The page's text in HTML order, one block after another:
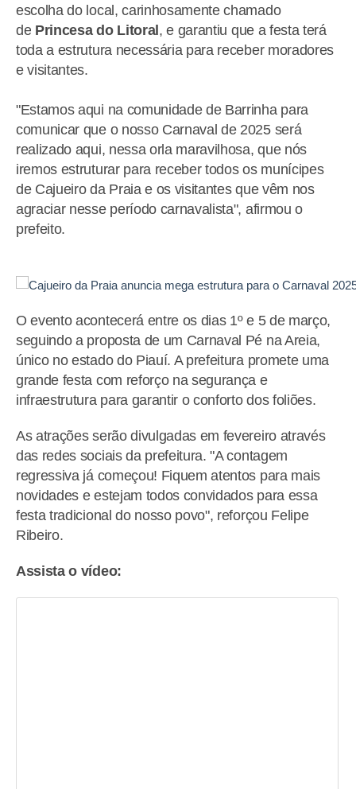
escolha do local, carinhosamente chamado
de Princesa do Litoral , e garantiu que a festa terá
toda a estrutura necessária para receber moradores
e visitantes.
"Estamos aqui na comunidade de Barrinha para
comunicar que o nosso Carnaval de 2025 será
realizado aqui, nessa orla maravilhosa, que nós
iremos estruturar para receber todos os munícipes
de Cajueiro da Praia e os visitantes que vêm nos
agraciar nesse período carnavalista", afirmou o
prefeito.
O evento acontecerá entre os dias 1º e 5 de março,
seguindo a proposta de um Carnaval Pé na Areia,
único no estado do Piauí. A prefeitura promete uma
grande festa com reforço na segurança e
infraestrutura para garantir o conforto dos foliões.
As atrações serão divulgadas em fevereiro através
das redes sociais da prefeitura. "A contagem
regressiva já começou! Fiquem atentos para mais
novidades e estejam todos convidados para essa
festa tradicional do nosso povo", reforçou Felipe
Ribeiro.
Assista o vídeo: